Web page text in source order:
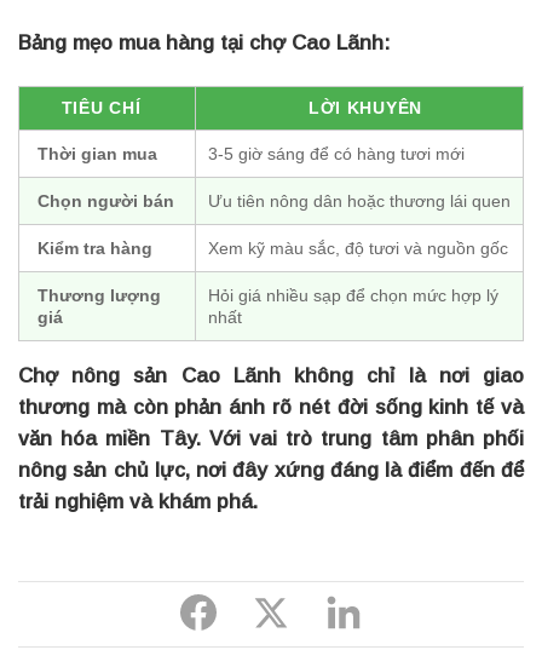
Bảng mẹo mua hàng tại chợ Cao Lãnh:
TIÊU CHÍ LỜI KHUYÊN
Thời gian mua 3-5 giờ sáng để có hàng tươi mới
Chọn người bán Ưu tiên nông dân hoặc thương lái quen
Kiểm tra hàng Xem kỹ màu sắc, độ tươi và nguồn gốc
Thương lượng
giá
Hỏi giá nhiều sạp để chọn mức hợp lý
nhất
Chợ nông sản Cao Lãnh không chỉ là nơi giao
thương mà còn phản ánh rõ nét đời sống kinh tế và
văn hóa miền Tây. Với vai trò trung tâm phân phối
nông sản chủ lực, nơi đây xứng đáng là điểm đến để
trải nghiệm và khám phá.
Share
Share
Share